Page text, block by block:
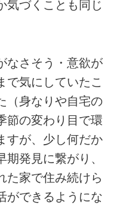
気づくことも同じ
なさそう・意欲が
で気にしていたこ
（身なりや自宅の
節の変わり目で環
すが、少し何だか
発見に繋がり、
た家で住み続けら
ができるようにな